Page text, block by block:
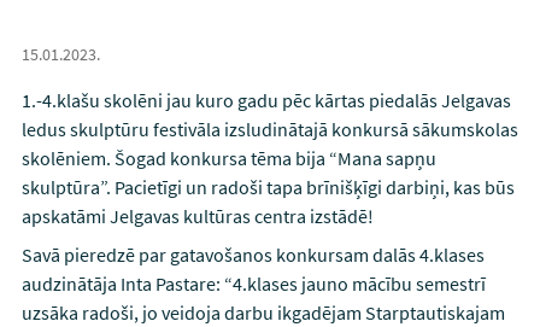
15.01.2023.
1.-4.klašu skolēni jau kuro gadu pēc kārtas piedalās Jelgavas
ledus skulptūru festivāla izsludinātajā konkursā sākumskolas
skolēniem. Šogad konkursa tēma bija “Mana sapņu
skulptūra”. Pacietīgi un radoši tapa brīnišķīgi darbiņi, kas būs
apskatāmi Jelgavas kultūras centra izstādē!
Savā pieredzē par gatavošanos konkursam dalās 4.klases
audzinātāja Inta Pastare: “4.klases jauno mācību semestrī
uzsāka radoši, jo veidoja darbu ikgadējam Starptautiskajam